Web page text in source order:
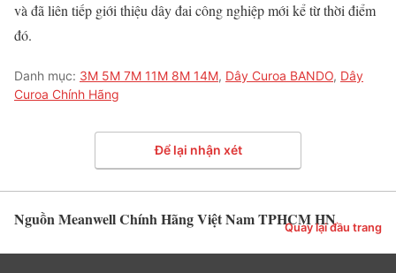
và đã liên tiếp giới thiệu dây đai công nghiệp mới kể từ thời điểm
đó.
Danh mục: 3M 5M 7M 11M 8M 14M, Dây Curoa BANDO, Dây
Curoa Chính Hãng
Để lại nhận xét
Nguồn Meanwell Chính Hãng Việt Nam TPHCM HN
Quay lại đầu trang